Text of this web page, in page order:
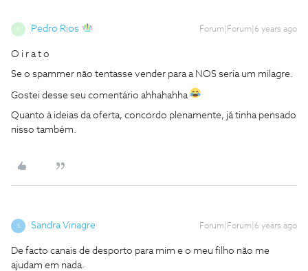
Pedro Rios Forum|Forum|6 years ago
O i r a t o
Se o spammer não tentasse vender para a NOS seria um milagre.
Gostei desse seu comentário ahhahahha
Quanto à ideias da oferta, concordo plenamente, já tinha pensado
nisso também.
S Sandra Vinagre Forum|Forum|6 years ago
De facto canais de desporto para mim e o meu filho não me
ajudam em nada.